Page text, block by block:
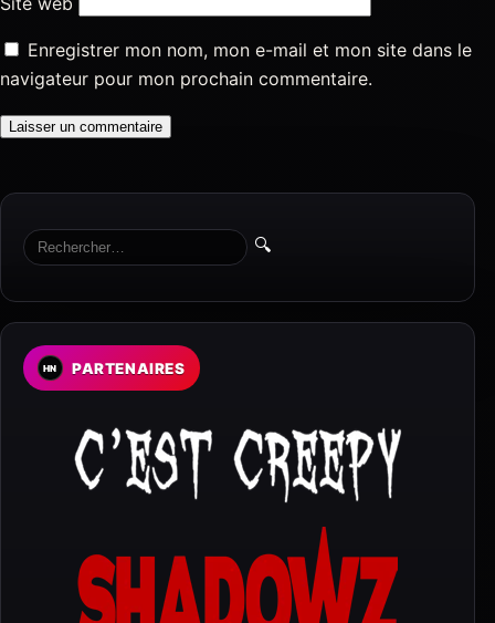
Enregistrer mon nom, mon e-mail et mon site dans le
navigateur pour mon prochain commentaire.
🔍
PARTENAIRES